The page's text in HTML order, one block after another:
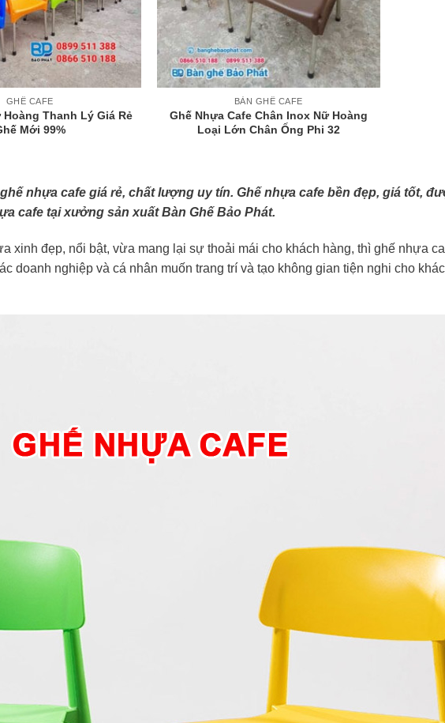
GHẾ CAFE
Hoàng Thanh Lý Giá Rẻ
Mới 99%
+
BÀN GHẾ CAFE
Ghế Nhựa Cafe Chân Inox Nữ Hoàng
Loại Lớn Chân Ống Phi 32
nhựa cafe giá rẻ, chất lượng uy tín. Ghế nhựa cafe bền đẹp, giá tốt,
cafe tại xưởng sản xuất Bàn Ghế Bảo Phát.
xinh đẹp, nổi bật, vừa mang lại sự thoải mái cho khách hàng, thì ghế nhựa
doanh nghiệp và cá nhân muốn trang trí và tạo không gian tiện nghi cho